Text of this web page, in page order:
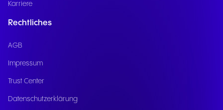
Karriere
Rechtliches
AGB
Impressum
Trust Center
Datenschutzerklärung